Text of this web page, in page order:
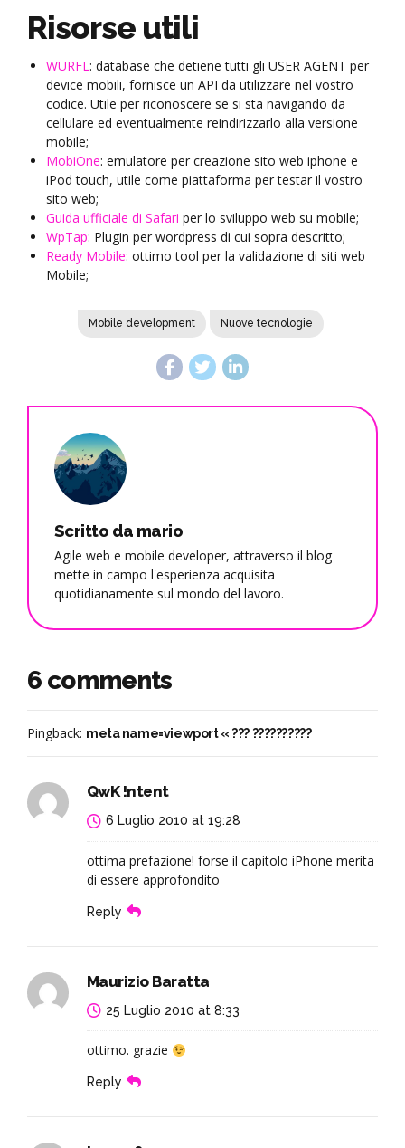
Risorse utili
WURFL: database che detiene tutti gli USER AGENT per
device mobili, fornisce un API da utilizzare nel vostro
codice. Utile per riconoscere se si sta navigando da
cellulare ed eventualmente reindirizzarlo alla versione
mobile;
MobiOne: emulatore per creazione sito web iphone e
iPod touch, utile come piattaforma per testar il vostro
sito web;
Guida ufficiale di Safari per lo sviluppo web su mobile;
WpTap: Plugin per wordpress di cui sopra descritto;
Ready Mobile: ottimo tool per la validazione di siti web
Mobile;
Mobile development Nuove tecnologie
Scritto da mario
Agile web e mobile developer, attraverso il blog
mette in campo l'esperienza acquisita
quotidianamente sul mondo del lavoro.
6 comments
Pingback: meta name=viewport « ??? ??????????
QwK !ntent
6 Luglio 2010 at 19:28
ottima prefazione! forse il capitolo iPhone merita
di essere approfondito
Reply
Maurizio Baratta
25 Luglio 2010 at 8:33
ottimo. grazie
Reply